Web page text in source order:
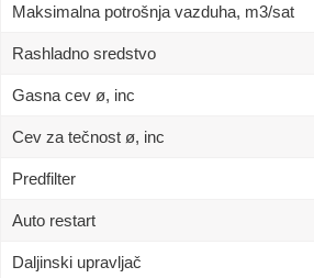
Maksimalna potrošnja vazduha, m3/sat
Rashladno sredstvo
Gasna cev ø, inc
Cev za tečnost ø, inc
Predfilter
Auto restart
Daljinski upravljač